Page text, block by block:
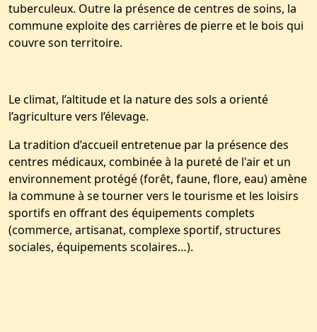
tuberculeux. Outre la présence de centres de soins, la
commune exploite des carrières de pierre et le bois qui
couvre son territoire.
Le climat, l’altitude et la nature des sols a orienté
l’agriculture vers l’élevage.
La tradition d’accueil entretenue par la présence des
centres médicaux, combinée à la pureté de l'air et un
environnement protégé (forêt, faune, flore, eau) amène
la commune à se tourner vers le tourisme et les loisirs
sportifs en offrant des équipements complets
(commerce, artisanat, complexe sportif, structures
sociales, équipements scolaires…).